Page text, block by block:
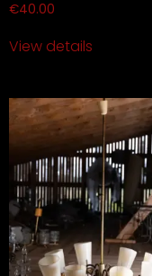
€40.00
View details